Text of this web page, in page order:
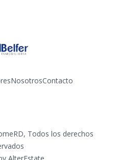
NosotrosContacto
, Todos los derechos